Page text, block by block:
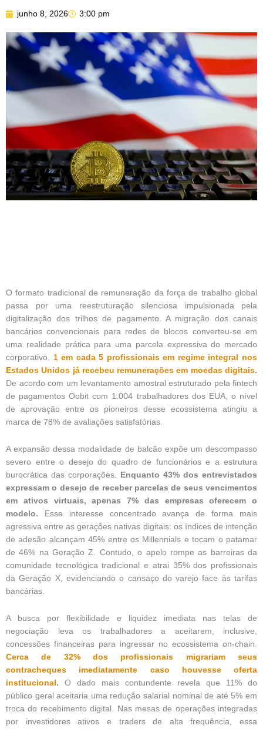
junho 8, 2026 3:00 pm
O formato tradicional de remuneração da força de trabalho global
passa por uma reestruturação silenciosa impulsionada pela
digitalização dos trilhos de pagamento. A migração dos canais
bancários convencionais para redes de blocos converteu-se em
uma realidade prática para uma parcela expressiva do mercado
corporativo. 1 em cada 5 profissionais em regime integral nos
Estados Unidos já recebeu remunerações em moedas digitais.
De acordo com um levantamento amostral estruturado pela fintech
de pagamentos Oobit com 1.004 trabalhadores dos EUA, o nível
de aprovação entre os pioneiros desse ecossistema atingiu a
marca de 78% de avaliações satisfatórias.
A expansão dessa modalidade de balcão expõe um descompasso
severo entre o desejo do quadro de funcionários e a estrutura
burocrática das corporações. Enquanto 43% dos entrevistados
expressam o desejo de receber parcelas de seus vencimentos
em ativos virtuais, apenas 7% das empresas oferecem o
modelo. Esse interesse concentrado avança de forma mais
agressiva entre as gerações nativas digitais: os índices de intenção
de adesão alcançam 45% entre os Millennials e tocam o patamar
de 46% na Geração Z. Contudo, o apelo rompe as barreiras da
comunidade tecnológica tradicional e atrai 35% dos profissionais
da Geração X, evidenciando o cansaço do varejo face às tarifas
bancárias.
A busca por flexibilidade e liquidez imediata nas telas de
negociação leva os trabalhadores a aceitarem, inclusive,
concessões financeiras para ingressar no ecossistema on-chain.
Cerca de 32% dos profissionais migrariam seus
contracheques imediatamente caso houvesse oferta
institucional. O dado mais contundente revela que 11% do
público geral aceitaria uma redução salarial nominal de até 5% em
troca do recebimento digital. Nas mesas de operações integradas
por investidores ativos e traders de alta frequência, essa